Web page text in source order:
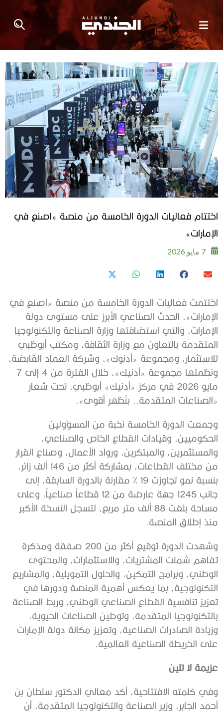
اختتام فعاليات الدورة الخامسة من منصة «اصنع في
الإمارات»
7 مايو 2026
اختتمت فعاليات الدورة الخامسة من منصة «اصنع في
الإمارات»، الحدث الصناعي الأبرز على مستوى دولة
الإمارات، والتي استضافتها وزارة الصناعة والتكنولوجيا
المتقدمة بالتعاون مع وزارة الثقافة، ومكتب أبوظبي
للاستثمار، ومجموعة «أدنوك»، وشركة العماد القابضة،
ونظمتها مجموعة «أدنيك»، خلال الفترة من 4 إلى 7
مايو 2026 في مركز «أدنيك» أبوظبي، تحت شعار
«الصناعات المتقدمة.. بنُظهر أقوى».
وجمعت الدورة الخامسة نخبة من المسؤولين
الحكوميين، وقيادات القطاع الخاص والصناعي،
والمستثمرين، والمبتكرين، ورواد الأعمال، وصناع القرار
من مختلف القطاعات، بمشاركة أكثر من 146 ألف زائر،
بنسبة نمو تجاوزت 19 % مقارنة بالدورة السابقة، إلى
جانب 1245 جهة عارضة من 12 قطاعاً صناعياً، وعلى
مساحة بلغت 88 ألف متر مربع، لتسجل النسخة الأكبر
منذ إطلاق المنصة.
وشهدت الدورة توقيع أكثر من 200 صفقة ومذكرة
تفاهم شملت المشتريات، والاستثمارات، والمحتوى
الوطني، وبرامج التمكين، والحلول التمويلية، والمشاريع
التكنولوجية، بما يعكس أهمية المنصة ودورها في
تعزيز تنافسية القطاع الصناعي الوطني، وربط الصناعة
بالتكنولوجيا المتقدمة، وتوطين الصناعات الحيوية،
وزيادة الصادرات الصناعية، وتعزيز مكانة دولة الإمارات
على الخريطة الصناعية العالمية.
عزيمة لا تلين
وفي كلمته الافتتاحية، أكد معالي الدكتور سلطان بن
أحمد الجابر، وزير الصناعة والتكنولوجيا المتقدمة، أن